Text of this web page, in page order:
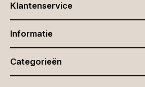
Klantenservice
Informatie
Categorieën